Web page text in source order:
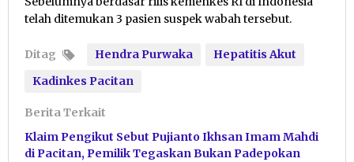
telah ditemukan 3 pasien suspek wabah tersebut.
Ditag Hendra Purwaka
Hepatitis Akut
Kadinkes Pacitan
Berita Terkait
Klaim Pengikut Sebut Pujianto Ikhsan Imam Mahdi
di Pacitan, Pemilik Tegaskan Bukan Padepokan